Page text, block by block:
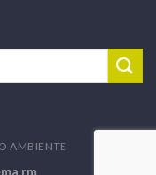
AMBIENTE
rm